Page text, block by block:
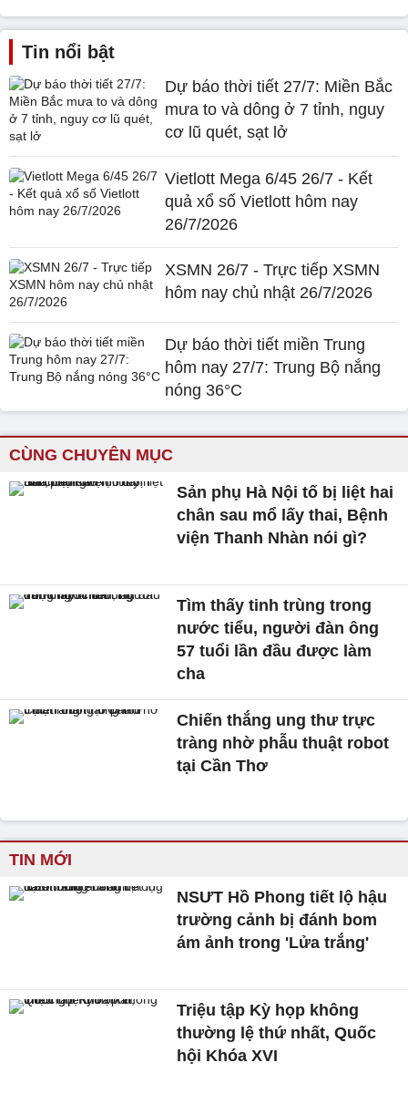
Tin nổi bật
Dự báo thời tiết 27/7: Miền Bắc
mưa to và dông ở 7 tỉnh, nguy
cơ lũ quét, sạt lở
Vietlott Mega 6/45 26/7 - Kết
quả xổ số Vietlott hôm nay
26/7/2026
XSMN 26/7 - Trực tiếp XSMN
hôm nay chủ nhật 26/7/2026
Dự báo thời tiết miền Trung
hôm nay 27/7: Trung Bộ nắng
nóng 36°C
CÙNG CHUYÊN MỤC
Sản phụ Hà Nội tố bị liệt hai
chân sau mổ lấy thai, Bệnh
viện Thanh Nhàn nói gì?
Tìm thấy tinh trùng trong
nước tiểu, người đàn ông
57 tuổi lần đầu được làm
cha
Chiến thắng ung thư trực
tràng nhờ phẫu thuật robot
tại Cần Thơ
TIN MỚI
NSƯT Hồ Phong tiết lộ hậu
trường cảnh bị đánh bom
ám ảnh trong 'Lửa trắng'
Triệu tập Kỳ họp không
thường lệ thứ nhất, Quốc
hội Khóa XVI